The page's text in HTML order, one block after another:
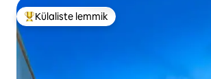
Külaliste suur lemmik
Külaliste lemmik